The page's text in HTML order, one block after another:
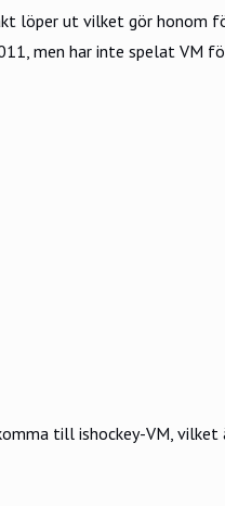
löper ut vilket gör honom
men har inte spelat VM
till ishockey-VM, vilket